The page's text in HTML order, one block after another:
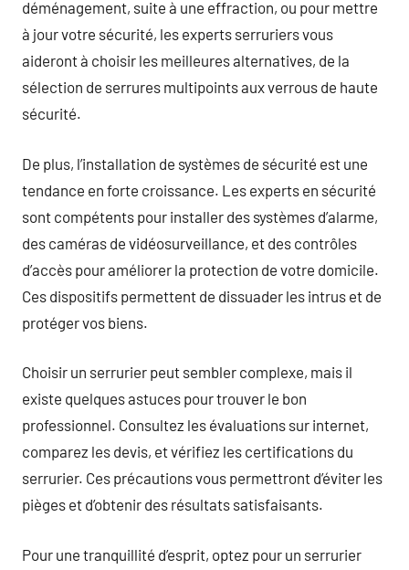
déménagement, suite à une effraction, ou pour mettre
à jour votre sécurité, les experts serruriers vous
aideront à choisir les meilleures alternatives, de la
sélection de serrures multipoints aux verrous de haute
sécurité.
De plus, l’installation de systèmes de sécurité est une
tendance en forte croissance. Les experts en sécurité
sont compétents pour installer des systèmes d’alarme,
des caméras de vidéosurveillance, et des contrôles
d’accès pour améliorer la protection de votre domicile.
Ces dispositifs permettent de dissuader les intrus et de
protéger vos biens.
Choisir un serrurier peut sembler complexe, mais il
existe quelques astuces pour trouver le bon
professionnel. Consultez les évaluations sur internet,
comparez les devis, et vérifiez les certifications du
serrurier. Ces précautions vous permettront d’éviter les
pièges et d’obtenir des résultats satisfaisants.
Pour une tranquillité d’esprit, optez pour un serrurier